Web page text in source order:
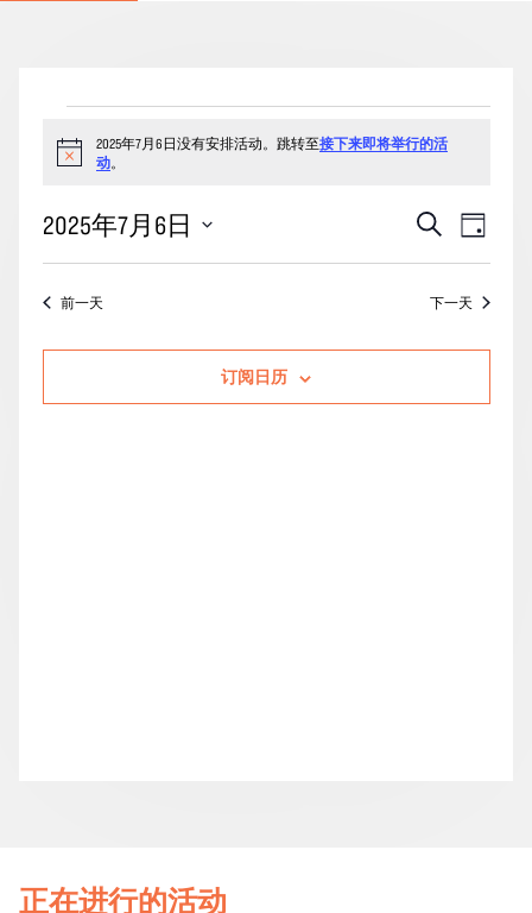
年
月
6
日
的
活
通
2025年7月6日没有安排活动。跳转至接下来即将举行的活
动。
活
动
搜
索
和
搜
事
件
视
导
天
2025年7月6日
日
前一天 下一天
订阅日历
正在进行的活动